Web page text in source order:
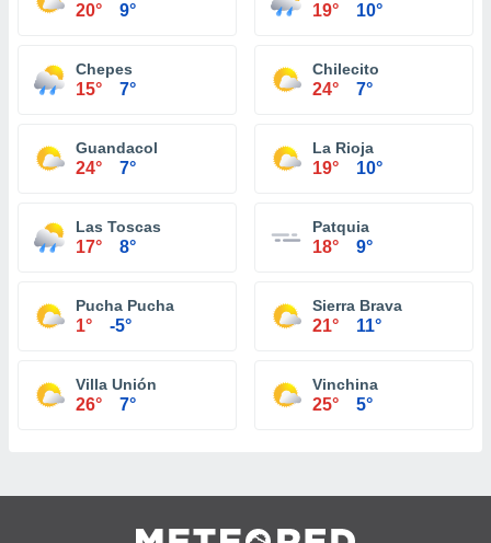
20° 9° 19° 10°
Chepes
15° 7°
Chilecito
24° 7°
Guandacol
24° 7°
La Rioja
19° 10°
Las Toscas
17° 8°
Patquia
18° 9°
Pucha Pucha
1° -5°
Sierra Brava
21° 11°
Villa Unión
26° 7°
Vinchina
25° 5°